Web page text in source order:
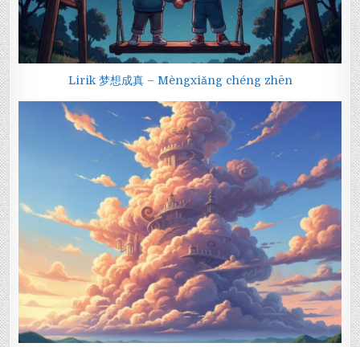
Lirik 梦想成真 – Mèngxiǎng chéng zhēn